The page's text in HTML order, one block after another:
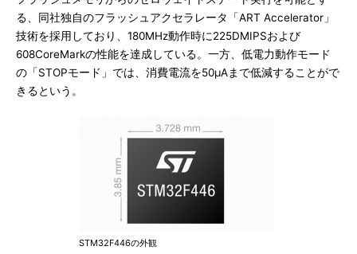
る、同社独自のフラッシュアクセラレータ「ART Accelerator」
技術を採用しており、180MHz動作時に225DMIPSおよび
608CoreMarkの性能を達成している。一方、低電力動作モード
の「STOPモード」では、消費電流を50μAまで低減することがで
きるという。
STM32F446の外観